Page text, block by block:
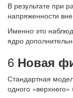
В результате при
напряженности
Именно это
ядро
6 Новая
Стандартная
одного